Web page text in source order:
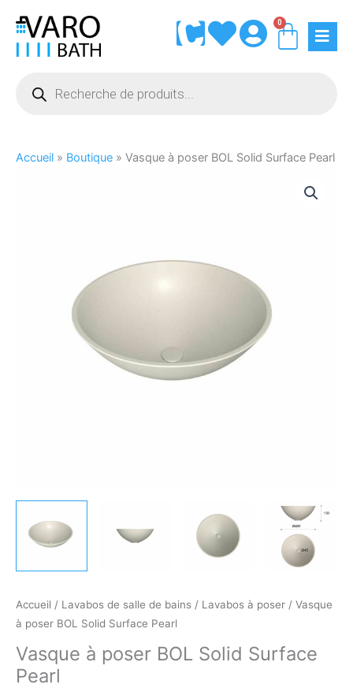
contenu
0
produits
Accueil » Boutique » Vasque à poser BOL Solid Surface Pearl
Accueil / Lavabos de salle de bains / Lavabos à poser / Vasque
à poser BOL Solid Surface Pearl
Vasque à poser BOL Solid Surface
Pearl